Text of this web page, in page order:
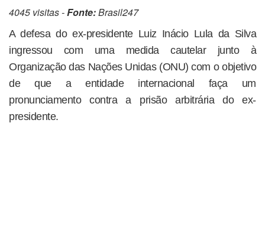
4045 visitas -Fonte:Brasil247
A defesa do ex-presidente Luiz Inácio Lula da Silva
ingressou com uma medida cautelar junto à
Organização das Nações Unidas (ONU) com o objetivo
de que a entidade internacional faça um
pronunciamento contra a prisão arbitrária do ex-
presidente.